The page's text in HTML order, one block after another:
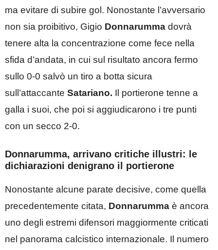
ma evitare di subire gol. Nonostante l’avversario
non sia proibitivo, Gigio Donnarumma dovrà
tenere alta la concentrazione come fece nella
sfida d’andata, in cui sul risultato ancora fermo
sullo 0-0 salvò un tiro a botta sicura
sull’attaccante Satariano. Il portierone tenne a
galla i suoi, che poi si aggiudicarono i tre punti
con un secco 2-0.
Donnarumma, arrivano critiche illustri: le
dichiarazioni denigrano il portierone
Nonostante alcune parate decisive, come quella
precedentemente citata, Donnarumma è ancora
uno degli estremi difensori maggiormente criticati
nel panorama calcistico internazionale. Il numero